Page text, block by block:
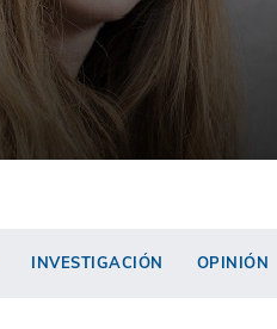
INVESTIGACIÓN OPINIÓN